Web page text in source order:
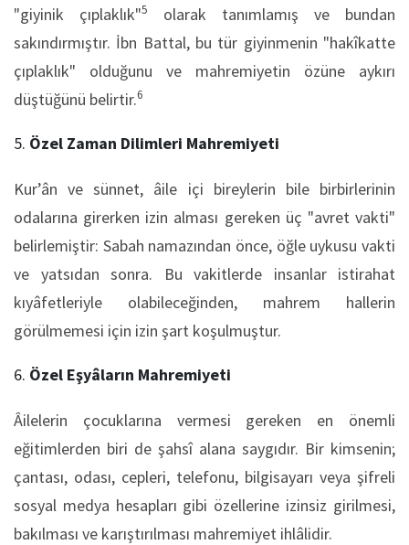
"giyinik çıplaklık"5
olarak tanımlamış ve bundan
sakındırmıştır. İbn Battal, bu tür giyinmenin "hakîkatte
çıplaklık" olduğunu ve mahremiyetin özüne aykırı
düştüğünü belirtir.6
Özel Zaman Dilimleri Mahremiyeti
Kur’ân ve sünnet, âile içi bireylerin bile birbirlerinin
odalarına girerken izin alması gereken üç "avret vakti"
belirlemiştir: Sabah namazından önce, öğle uykusu vakti
ve yatsıdan sonra. Bu vakitlerde insanlar istirahat
kıyâfetleriyle olabileceğinden, mahrem hallerin
görülmemesi için izin şart koşulmuştur.
Özel Eşyâların Mahremiyeti
Âilelerin çocuklarına vermesi gereken en önemli
eğitimlerden biri de şahsî alana saygıdır. Bir kimsenin;
çantası, odası, cepleri, telefonu, bilgisayarı veya şifreli
sosyal medya hesapları gibi özellerine izinsiz girilmesi,
bakılması ve karıştırılması mahremiyet ihlâlidir.